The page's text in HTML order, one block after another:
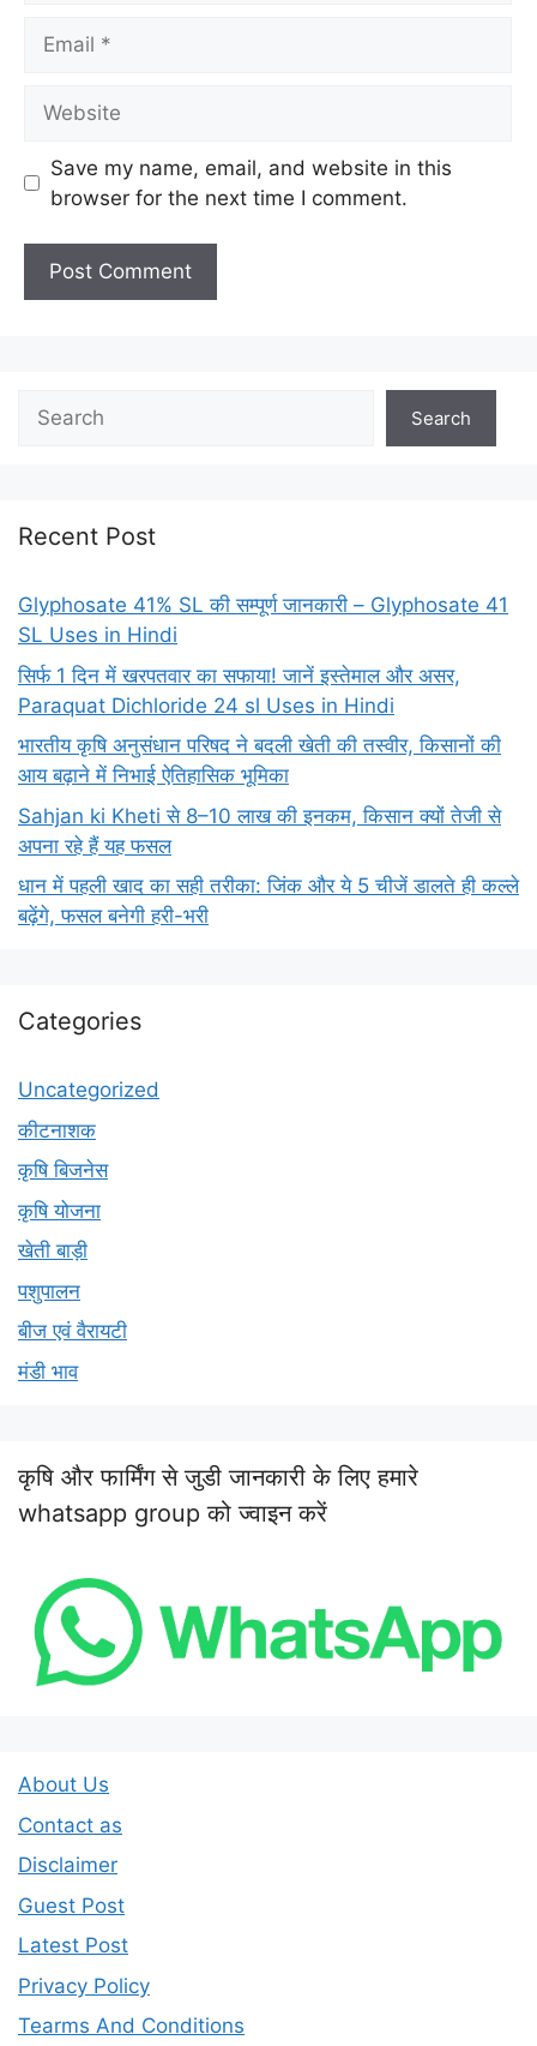
Save my name, email, and website in this
browser for the next time I comment.
Search
Recent Post
Glyphosate 41% SL की सम्पूर्ण जानकारी – Glyphosate 41
SL Uses in Hindi
सिर्फ 1 दिन में खरपतवार का सफाया! जानें इस्तेमाल और असर,
Paraquat Dichloride 24 sl Uses in Hindi
भारतीय कृषि अनुसंधान परिषद ने बदली खेती की तस्वीर, किसानों की
आय बढ़ाने में निभाई ऐतिहासिक भूमिका
Sahjan ki Kheti से 8–10 लाख की इनकम, किसान क्यों तेजी से
अपना रहे हैं यह फसल
धान में पहली खाद का सही तरीका: जिंक और ये 5 चीजें डालते ही कल्ले
बढ़ेंगे, फसल बनेगी हरी-भरी
Categories
Uncategorized
कीटनाशक
कृषि बिजनेस
कृषि योजना
खेती बाड़ी
पशुपालन
बीज एवं वैरायटी
मंडी भाव
कृषि और फार्मिंग से जुडी जानकारी के लिए हमारे
whatsapp group को ज्वाइन करें
About Us
Contact as
Disclaimer
Guest Post
Latest Post
Privacy Policy
Tearms And Conditions